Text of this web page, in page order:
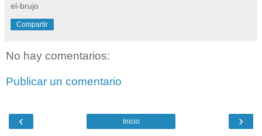
el-brujo
Compartir
No hay comentarios:
Publicar un comentario
‹ ›
Inicio